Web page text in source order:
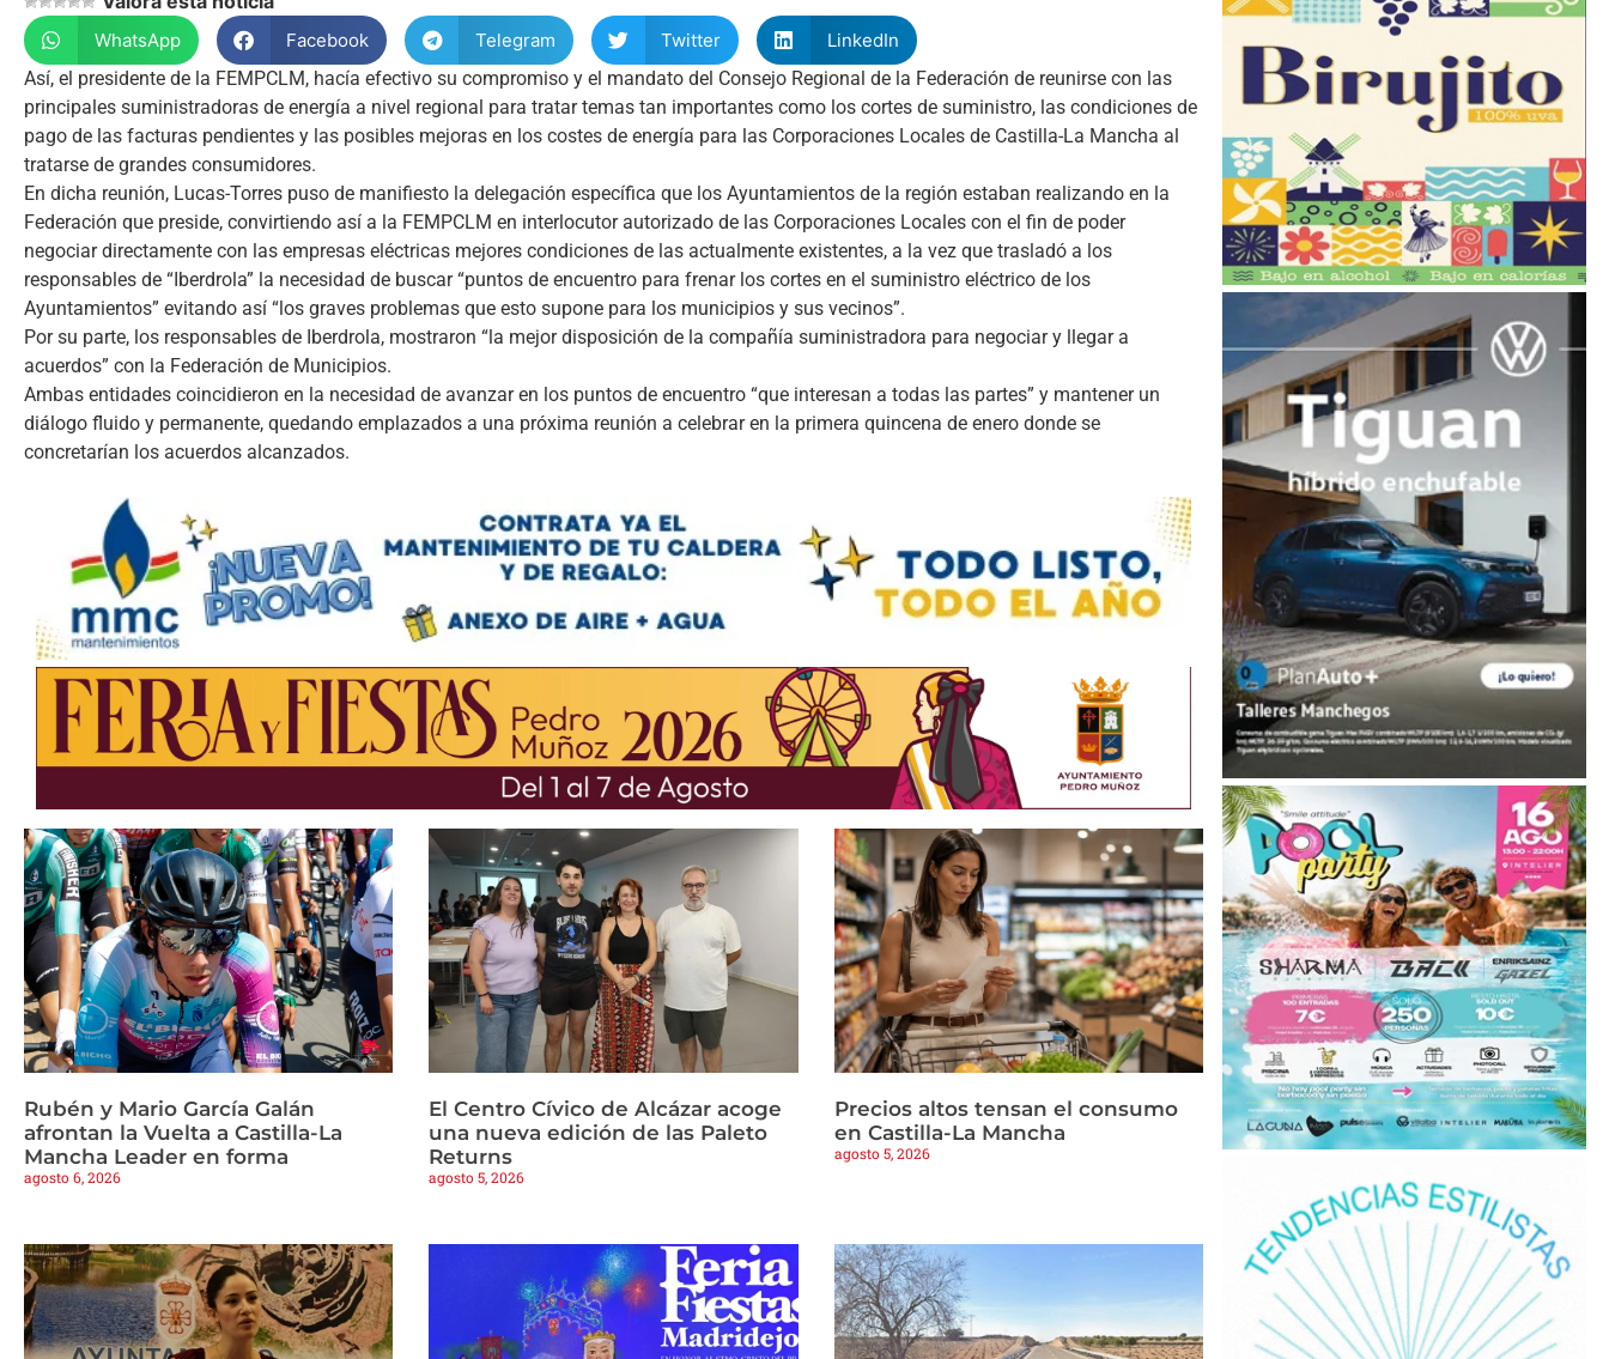
WhatsApp Facebook Telegram Twitter
LinkedIn
Así, el presidente de la FEMPCLM, hacía efectivo su compromiso y el mandato del Consejo Regional de la Federación de reunirse con las
principales suministradoras de energía a nivel regional para tratar temas tan importantes como los cortes de suministro, las condiciones de
pago de las facturas pendientes y las posibles mejoras en los costes de energía para las Corporaciones Locales de Castilla-La Mancha al
tratarse de grandes consumidores.
En dicha reunión, Lucas-Torres puso de manifiesto la delegación específica que los Ayuntamientos de la región estaban realizando en la
Federación que preside, convirtiendo así a la FEMPCLM en interlocutor autorizado de las Corporaciones Locales con el fin de poder
negociar directamente con las empresas eléctricas mejores condiciones de las actualmente existentes, a la vez que trasladó a los
responsables de “Iberdrola” la necesidad de buscar “puntos de encuentro para frenar los cortes en el suministro eléctrico de los
Ayuntamientos” evitando así “los graves problemas que esto supone para los municipios y sus vecinos”.
Por su parte, los responsables de Iberdrola, mostraron “la mejor disposición de la compañía suministradora para negociar y llegar a
acuerdos” con la Federación de Municipios.
Ambas entidades coincidieron en la necesidad de avanzar en los puntos de encuentro “que interesan a todas las partes” y mantener un
diálogo fluido y permanente, quedando emplazados a una próxima reunión a celebrar en la primera quincena de enero donde se
concretarían los acuerdos alcanzados.
Rubén y Mario García Galán
afrontan la Vuelta a Castilla-La
Mancha Leader en forma
agosto 6, 2026
El Centro Cívico de Alcázar acoge
una nueva edición de las Paleto
Returns
agosto 5, 2026
Precios altos tensan el consumo
en Castilla-La Mancha
agosto 5, 2026